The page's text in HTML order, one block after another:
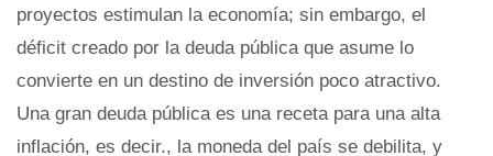
proyectos estimulan la economía; sin embargo, el
déficit creado por la deuda pública que asume lo
convierte en un destino de inversión poco atractivo.
Una gran deuda pública es una receta para una alta
inflación, es decir., la moneda del país se debilita, y